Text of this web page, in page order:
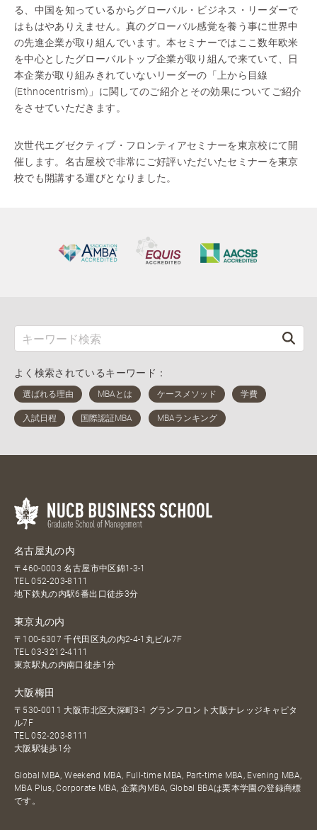
る、中国を知っているからグローバル・ビジネス・リーダーで
はもはやありえません。真のグローバル感覚を養う事に世界中
の先進企業が取り組んでいます。本セミナーではここ数年欧米
を中心としたグローバルトップ企業が取り組んで来ていて、日
本企業が取り組みきれていないリーダーの「上から目線
(Ethnocentrism)」に関してのご紹介とその効果についてご紹介
をさせていただきます。
次世代エグゼクティブ・フロンティアセミナーを東京校にて開
催します。名古屋校で非常にご好評いただいたセミナーを東京
校でも開講する運びとなりました。
よく検索されているキーワード：
名古屋丸の内
〒460-0003 名古屋市中区錦1-3-1
TEL052-203-8111
地下鉄丸の内駅6番出口徒歩3分
東京丸の内
〒100-6307 千代田区丸の内2-4-1丸ビル7F
TEL03-3212-4111
東京駅丸の内南口徒歩1分
大阪梅田
〒530-0011 大阪市北区大深町3-1 グランフロント大阪ナレッジキャピタ
ル7F
TEL052-203-8111
大阪駅徒歩1分
Global MBA, Weekend MBA, Full-time MBA, Part-time MBA, Evening MBA,
MBA Plus, Corporate MBA, 企業内MBA, Global BBAは栗本学園の登録商標
です。